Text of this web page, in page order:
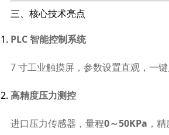
三、核心技术亮点
PLC 智能控制系统
7 寸工业触摸屏，参数设置直观，一键
高精度压力测控
进口压力传感器，量程0～50KPa ，